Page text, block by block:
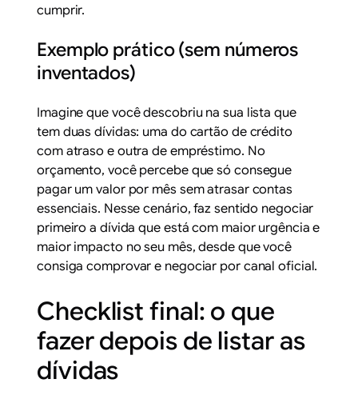
cumprir.
Exemplo prático (sem números
inventados)
Imagine que você descobriu na sua lista que
tem duas dívidas: uma do cartão de crédito
com atraso e outra de empréstimo. No
orçamento, você percebe que só consegue
pagar um valor por mês sem atrasar contas
essenciais. Nesse cenário, faz sentido negociar
primeiro a dívida que está com maior urgência e
maior impacto no seu mês, desde que você
consiga comprovar e negociar por canal oficial.
Checklist final: o que
fazer depois de listar as
dívidas